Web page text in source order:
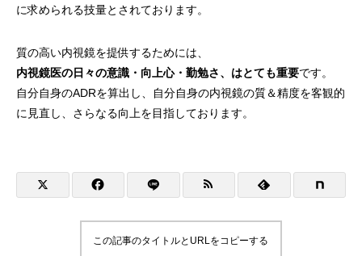
に求められる技量とされております。
質の高い内視鏡を提供するためには、
内視鏡医の日々の意識・向上心・勤勉さ、はとても重要です。
自分自身のADRを算出し、自分自身の内視鏡の質＆精度を客観的
に見直し、さらなる向上を目指しております。
この記事のタイトルとURLをコピーする